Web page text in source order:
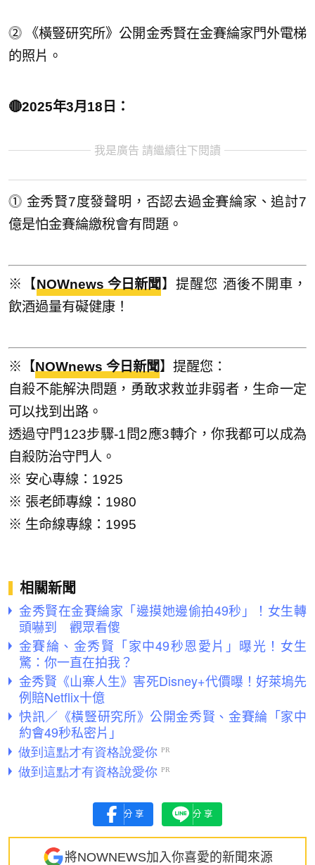
⓶ 《橫豎研究所》公開金秀賢在金賽綸家門外電梯
的照片。
🔴2025年3月18日：
我是廣告 請繼續往下閱讀
⓵ 金秀賢7度發聲明，否認去過金賽綸家、追討7
億是怕金賽綸繳稅會有問題。
※【NOWnews 今日新聞 】提醒您 酒後不開車，
飲酒過量有礙健康！
※【NOWnews 今日新聞】提醒您：
自殺不能解決問題，勇敢求救並非弱者，生命一定
可以找到出路。
透過守門123步驟-1問2應3轉介，你我都可以成為
自殺防治守門人。
※ 安心專線：1925
※ 張老師專線：1980
※ 生命線專線：1995
相關新聞
金秀賢在金賽綸家「邊摸她邊偷拍49秒」！女生轉
頭嚇到 觀眾看傻
金賽綸、金秀賢「家中49秒恩愛片」曝光！女生
驚：你一直在拍我？
金秀賢《山寨人生》害死Disney+代價曝！好萊塢先
例賠Netflix十億
快訊／《橫豎研究所》公開金秀賢、金賽綸「家中
約會49秒私密片」
分享 分享
將NOWNEWS加入你喜愛的新聞來源